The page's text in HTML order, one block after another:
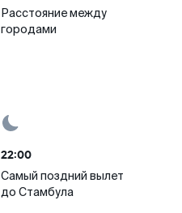
Расстояние между
городами
22:00
Самый поздний вылет
до Стамбула